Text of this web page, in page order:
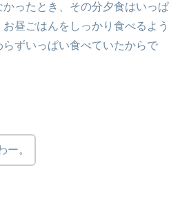
ったとき、その分夕食はいっぱ
昼ごはんをしっかり食べるよう
ずいっぱい食べていたからで
ー。